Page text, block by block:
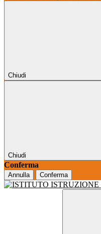
Chiudi
Chiudi
Conferma
Annulla Conferma